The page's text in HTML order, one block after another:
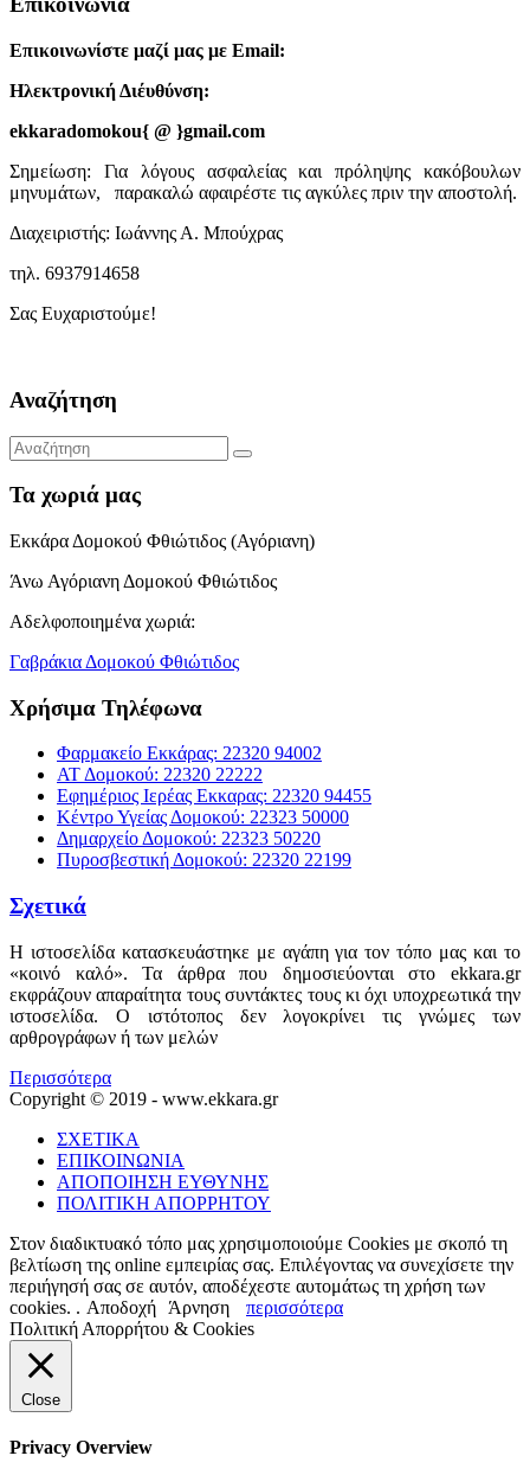
Επικοινωνίστε μαζί μας με Email:
Ηλεκτρονική Διέυθύνση:
ekkaradomokou{ @ }gmail.com
Σημείωση: Για λόγους ασφαλείας και πρόληψης κακόβουλων
μηνυμάτων, παρακαλώ αφαιρέστε τις αγκύλες πριν την αποστολή.
Διαχειριστής: Ιωάννης Α. Μπούχρας
τηλ. 6937914658
Σας Ευχαριστούμε!
Αναζήτηση
Τα χωριά μας
Εκκάρα Δομοκού Φθιώτιδος (Αγόριανη)
Άνω Αγόριανη Δομοκού Φθιώτιδος
Αδελφοποιημένα χωριά:
Γαβράκια Δομοκού Φθιώτιδος
Χρήσιμα Τηλέφωνα
Φαρμακείο Εκκάρας: 22320 94002
ΑΤ Δομοκού: 22320 22222
Εφημέριος Ιερέας Εκκαρας: 22320 94455
Κέντρο Υγείας Δομοκού: 22323 50000
Δημαρχείο Δομοκού: 22323 50220
Πυροσβεστική Δομοκού: 22320 22199
Σχετικά
Η ιστοσελίδα κατασκευάστηκε με αγάπη για τον τόπο μας και το
«κοινό καλό». Τα άρθρα που δημοσιεύονται στο ekkara.gr
εκφράζουν απαραίτητα τους συντάκτες τους κι όχι υποχρεωτικά την
ιστοσελίδα. Ο ιστότοπος δεν λογοκρίνει τις γνώμες των
αρθρογράφων ή των μελών
Περισσότερα
Copyright © 2019 - www.ekkara.gr
ΣΧΕΤΙΚΑ
ΕΠΙΚΟΙΝΩΝΙΑ
ΑΠΟΠΟΙΗΣΗ ΕΥΘΥΝΗΣ
ΠΟΛΙΤΙΚΗ ΑΠΟΡΡΗΤΟΥ
Στον διαδικτυακό τόπο μας χρησιμοποιούμε Cookies με σκοπό τη
βελτίωση της online εμπειρίας σας. Επιλέγοντας να συνεχίσετε την
περιήγησή σας σε αυτόν, αποδέχεστε αυτομάτως τη χρήση των
cookies. . Αποδοχή Άρνηση
περισσότερα
Πολιτική Απορρήτου & Cookies
Close
Privacy Overview